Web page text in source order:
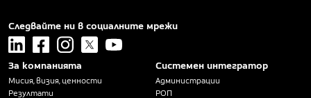
Следвайте ни в социалните мрежи
linkedin facebookinstagram
x youtube
За компанията
Мисия, визия, ценности
Резултати
Системен интегратор
Администрации
РОП